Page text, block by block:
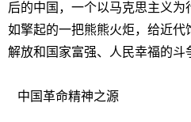
后的中国，一个以马克思主义
如擎起的一把熊熊火炬，给近
解放和国家富强、人民幸福的
中国革命精神之源